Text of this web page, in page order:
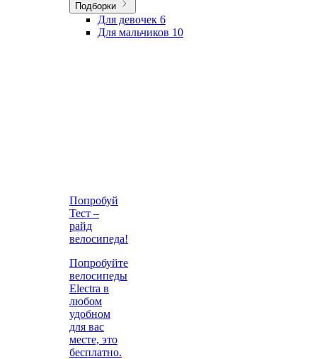
Подборки
Для девочек 6
Для мальчиков 10
Попробуй
Тест –
райд
велосипеда!
Попробуйте
велосипеды
Electra в
любом
удобном
для вас
месте, это
бесплатно.